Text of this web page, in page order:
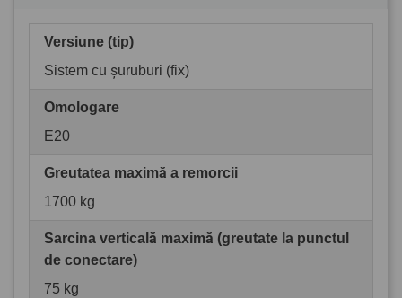
Versiune (tip)
Sistem cu șuruburi (fix)
Omologare
E20
Greutatea maximă a remorcii
1700 kg
Sarcina verticală maximă (greutate la punctul
de conectare)
75 kg